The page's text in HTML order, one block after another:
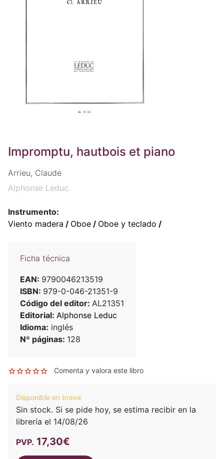
Impromptu, hautbois et piano
Arrieu, Claude
Alphonse Leduc.
Instrumento:
Viento madera / Oboe / Oboe y teclado /
Ficha técnica
EAN: 9790046213519
ISBN: 979-0-046-21351-9
Código del editor: AL21351
Editorial: Alphonse Leduc
Idioma: inglés
Nº páginas: 128
Comenta y valora este libro
Disponible en breve
Sin stock. Si se pide hoy, se estima recibir en la
librería el 14/08/26
PVP. 17,30€